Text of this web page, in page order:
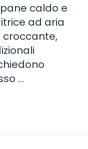
caldo e
ad aria
croccante,
…